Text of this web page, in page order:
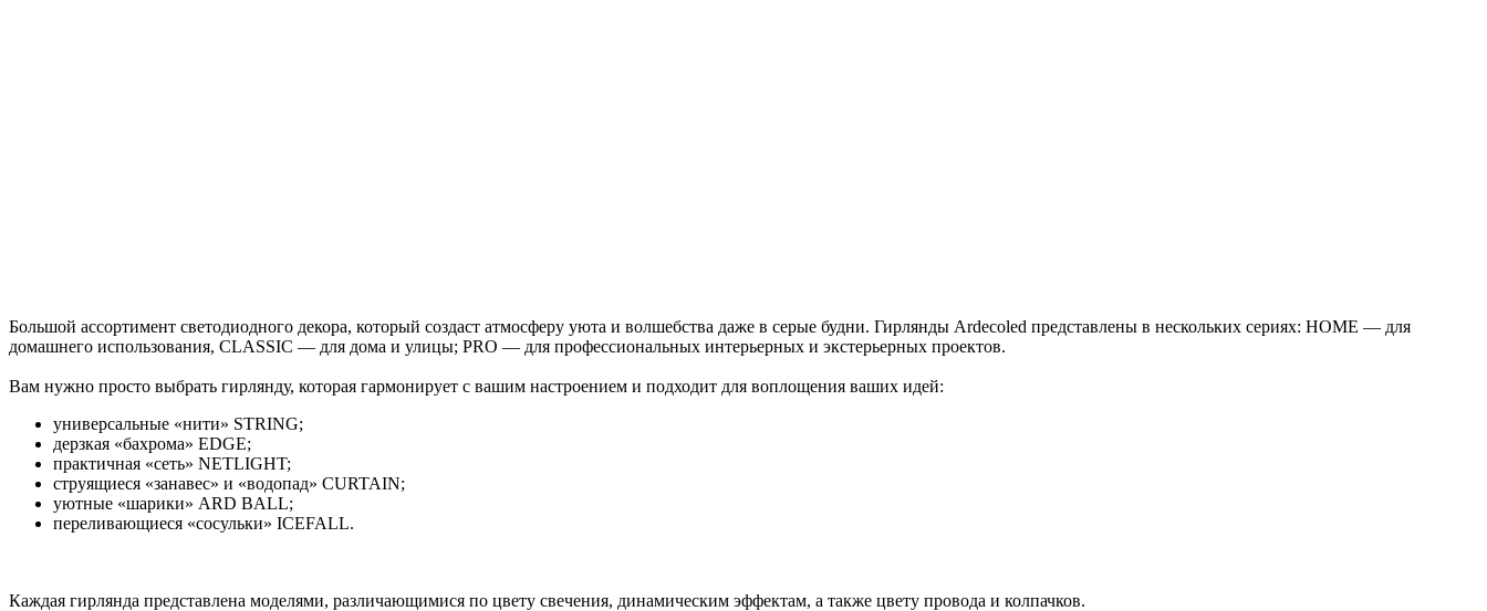
Большой ассортимент светодиодного декора, который создаст атмосферу уюта и волшебства даже в серые будни. Гирлянды Ardecoled представлены в нескольких сериях: HOME — для
домашнего использования, CLASSIC — для дома и улицы; PRO — для профессиональных интерьерных и экстерьерных проектов.
Вам нужно просто выбрать гирлянду, которая гармонирует с вашим настроением и подходит для воплощения ваших идей:
универсальные «нити» STRING;
дерзкая «бахрома» EDGE;
практичная «сеть» NETLIGHT;
струящиеся «занавес» и «водопад» CURTAIN;
уютные «шарики» ARD BALL;
переливающиеся «сосульки» ICEFALL.
Каждая гирлянда представлена моделями, различающимися по цвету свечения, динамическим эффектам, а также цвету провода и колпачков.